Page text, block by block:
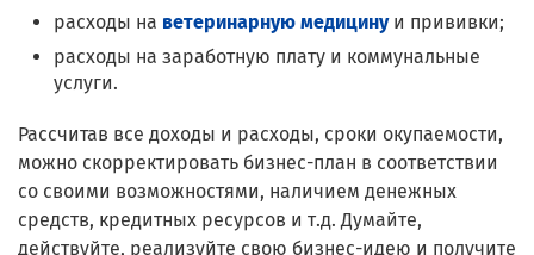
расходы на ветеринарную медицинуи прививки;
расходы на заработную плату и коммунальные
услуги.
Рассчитав все доходы и расходы, сроки окупаемости,
можно скорректировать бизнес-план в соответствии
со своими возможностями, наличием денежных
средств, кредитных ресурсов и т.д. Думайте,
действуйте, реализуйте свою бизнес-идею и получите